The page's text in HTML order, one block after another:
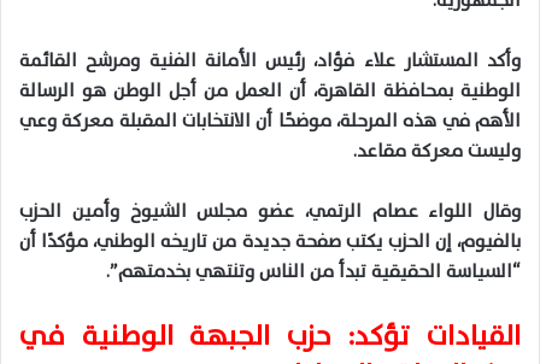
وأكد المستشار علاء فؤاد، رئيس الأمانة الفنية ومرشح القائمة
الوطنية بمحافظة القاهرة، أن العمل من أجل الوطن هو الرسالة
الأهم في هذه المرحلة، موضحًا أن الانتخابات المقبلة معركة وعي
وليست معركة مقاعد.
وقال اللواء عصام الرتمي، عضو مجلس الشيوخ وأمين الحزب
بالفيوم، إن الحزب يكتب صفحة جديدة من تاريخه الوطني، مؤكدًا أن
“السياسة الحقيقية تبدأ من الناس وتنتهي بخدمتهم”.
القيادات تؤكد: حزب الجبهة الوطنية في